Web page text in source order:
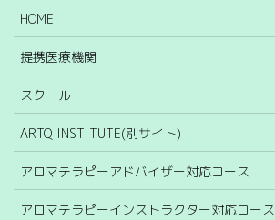
HOME
提携医療機関
スクール
ARTQ INSTITUTE(別サイト)
アロマテラピーアドバイザー対応コース
アロマテラピーインストラクター対応コース